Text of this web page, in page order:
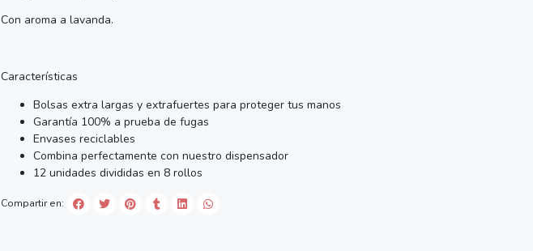
Con aroma a lavanda.
Características
Bolsas extra largas y extrafuertes para proteger tus manos
Garantía 100% a prueba de fugas
Envases reciclables
Combina perfectamente con nuestro dispensador
12 unidades divididas en 8 rollos
Compartir en: